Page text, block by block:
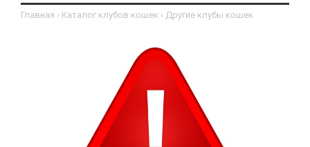
Главная › Каталог клубов кошек › Другие клубы кошек